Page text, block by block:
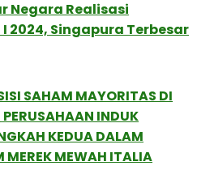
Negara Realisasi
2024, Singapura Terbesar
SAHAM MAYORITAS DI
INDUK
KEDUA DALAM
MEREK MEWAH ITALIA